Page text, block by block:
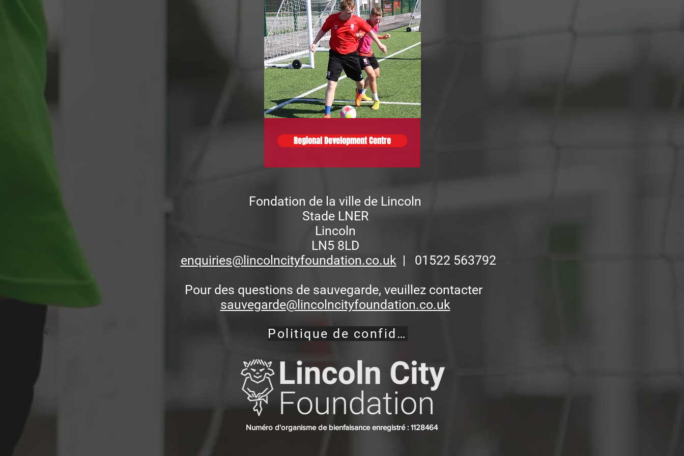
Regional Development Centre
Fondation de la ville de Lincoln
Stade LNER
Lincoln
LN5 8LD
enquiries@lincolncityfoundation.co.uk| 01522 563792
Pour des questions de sauvegarde, veuillez contacter
sauvegarde@lincolncityfoundation.co.uk
Politique de confidentialité
Numéro d'organisme de bienfaisance enregistré : 1128464